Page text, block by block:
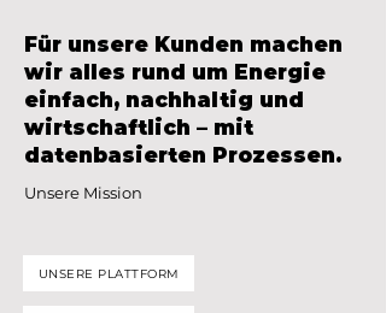
Für unsere Kunden machen
wir alles rund um Energie
einfach, nachhaltig und
wirtschaftlich – mit
datenbasierten Prozessen.
Unsere Mission
UNSERE PLATTFORM